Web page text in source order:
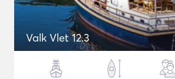
Valk Vlet 12.3